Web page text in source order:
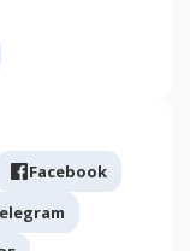
Facebook